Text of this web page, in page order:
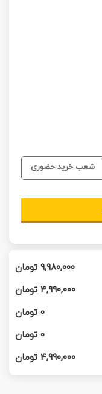
شعب خرید حضوری
۹,۹۸۰,۰۰۰تومان
۴,۹۹۰,۰۰۰تومان
0تومان
0تومان
۴,۹۹۰,۰۰۰تومان